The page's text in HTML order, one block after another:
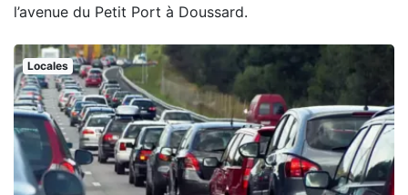
l’avenue du Petit Port à Doussard.
Locales